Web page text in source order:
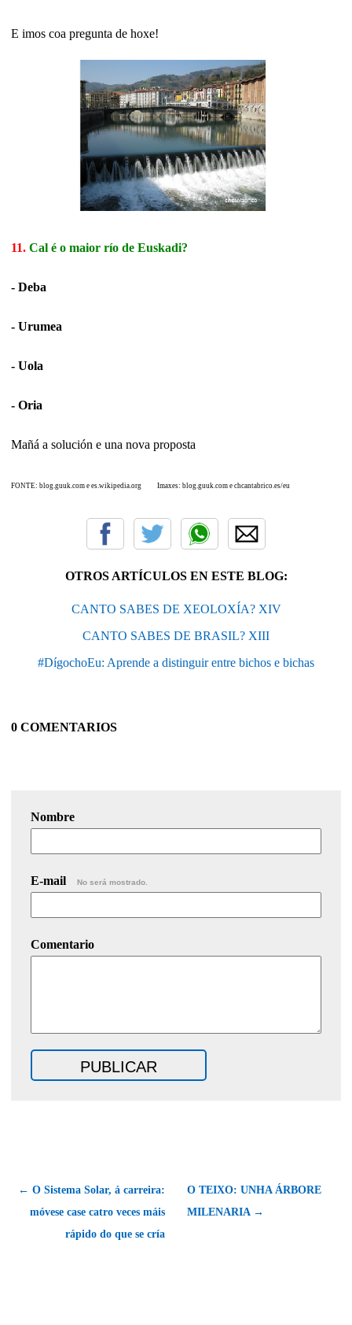
E imos coa pregunta de hoxe!
11. Cal é o maior río de Euskadi?
- Deba
- Urumea
- Uola
- Oria
Mañá a solución e una nova proposta
FONTE: blog.guuk.com e es.wikipedia.org Imaxes: blog.guuk.com e chcantabrico.es/eu
OTROS ARTÍCULOS EN ESTE BLOG:
CANTO SABES DE XEOLOXÍA? XIV
CANTO SABES DE BRASIL? XIII
#DígochoEu: Aprende a distinguir entre bichos e bichas
0 COMENTARIOS
Nombre
E-mail No será mostrado.
Comentario
← O Sistema Solar, á carreira:
móvese case catro veces máis
rápido do que se cría
O TEIXO: UNHA ÁRBORE
MILENARIA →